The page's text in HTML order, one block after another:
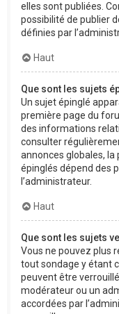
elles sont publiées.
possibilité de publier
définies par
Haut
Que sont les sujets
Un sujet épinglé
première page du
des informations
consulter
annonces globales, la
épinglés dépend des
l’administrateur.
Haut
Que sont les sujets
Vous ne pouvez plus
tout sondage y étant
peuvent être
modérateur ou un
accordées par